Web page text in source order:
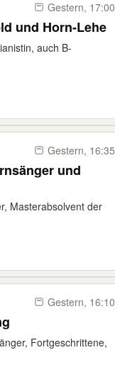
Gestern, 17:00
und Horn-Lehe
auch B-
Gestern, 16:35
und
Masterabsolvent der
Gestern, 16:10
Fortgeschrittene,